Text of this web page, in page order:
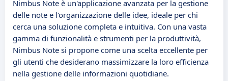
Nimbus Note è un'applicazione avanzata per la gestione
delle note e l'organizzazione delle idee, ideale per chi
cerca una soluzione completa e intuitiva. Con una vasta
gamma di funzionalità e strumenti per la produttività,
Nimbus Note si propone come una scelta eccellente per
gli utenti che desiderano massimizzare la loro efficienza
nella gestione delle informazioni quotidiane.